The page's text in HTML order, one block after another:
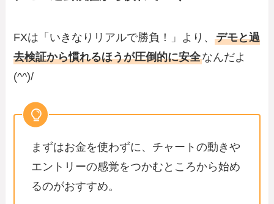
FXは「いきなりリアルで勝負！」より、デモと過
去検証から慣れるほうが圧倒的に安全なんだよ
(^^)/
まずはお金を使わずに、チャートの動きや
エントリーの感覚をつかむところから始め
るのがおすすめ。